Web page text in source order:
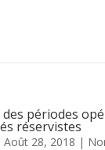
périodes
réservistes
Août 28, 2018 |